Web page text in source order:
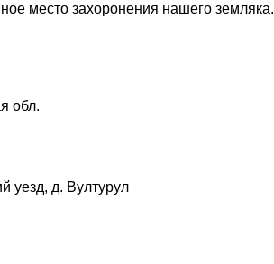
место захоронения нашего земляка.
обл.
уезд, д. Вултурул